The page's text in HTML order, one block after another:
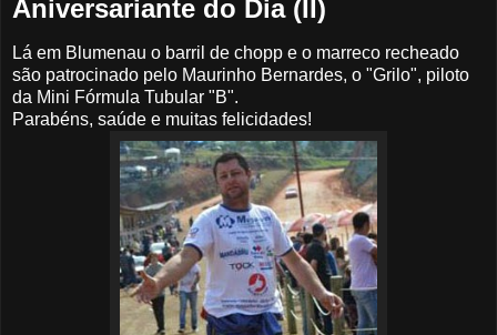
Aniversariante do Dia (II)
Lá em Blumenau o barril de chopp e o marreco recheado
são patrocinado pelo Maurinho Bernardes, o "Grilo", piloto
da Mini Fórmula Tubular "B".
Parabéns, saúde e muitas felicidades!